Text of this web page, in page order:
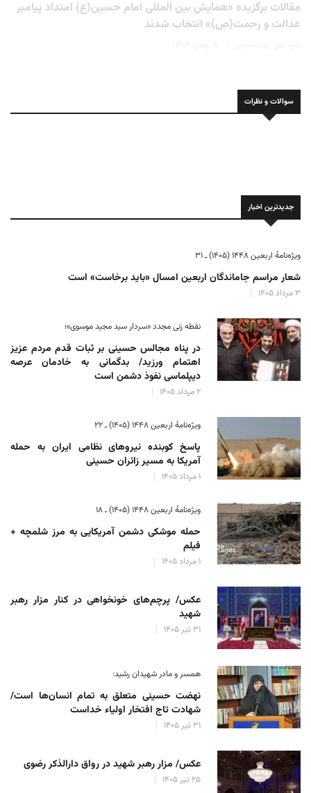
مقالات برگزیده «همایش بین المللی امام حسین(ع) امتداد پیامبر
عدالت و رحمت(ص)» انتخاب شدند
سوالات و نظرات
جدیدترین اخبار
ویژه‌نامهٔ اربعین ۱۴۴۸ (۱۴۰۵) ـ ۳۱
شعار مراسم جاماندگان اربعین امسال «باید برخاست» است
۳ مرداد ۱۴۰۵
نقطه زنی مجدد «سردار سید مجید موسوی»؛
در پناه مجالس حسینی بر ثبات‌ قدم مردم عزیز
اهتمام ورزید/ بدگمانی به خادمان عرصه
دیپلماسی نفوذ دشمن است
۲ مرداد ۱۴۰۵
ویژه‌نامهٔ اربعین ۱۴۴۸ (۱۴۰۵) ـ ۲۲
پاسخ کوبنده نیروهای نظامی ایران به حمله
آمریکا به مسیر زائران حسینی
۱ مرداد ۱۴۰۵
ویژه‌نامهٔ اربعین ۱۴۴۸ (۱۴۰۵) ـ ۱۸
حمله موشکی دشمن آمریکایی به مرز شلمچه +
فیلم
۱ مرداد ۱۴۰۵
عکس/ پرچم‌های خونخواهی در کنار مزار رهبر
شهید
۳۱ تیر ۱۴۰۵
همسر و مادر شهیدان رشید:
نهضت حسینی متعلق به تمام انسان‌ها است/
شهادت تاج افتخار اولیاء خداست
۳۱ تیر ۱۴۰۵
عکس/ مزار رهبر شهید در رواق دارالذکر رضوی
۲۵ تیر ۱۴۰۵